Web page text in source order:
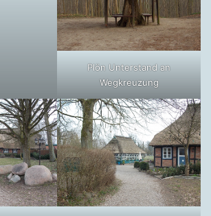
Plön Unterstand an
Wegkreuzung